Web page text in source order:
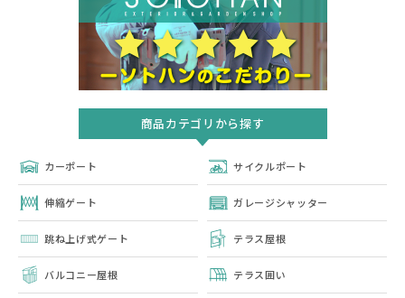
商品カテゴリから探す
カーポート サイクルポート
伸縮ゲート ガレージシャッター
跳ね上げ式ゲート テラス屋根
バルコニー屋根 テラス囲い